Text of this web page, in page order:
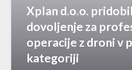
Xplan d.o.o.
dovoljenje za
operacije z droni v
kategoriji